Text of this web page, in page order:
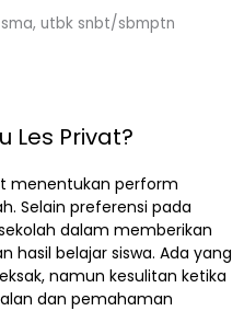
Les Privat?
menentukan perform
Selain preferensi pada
dalam memberikan
hasil belajar siswa. Ada yang
namun kesulitan ketika
dan pemahaman